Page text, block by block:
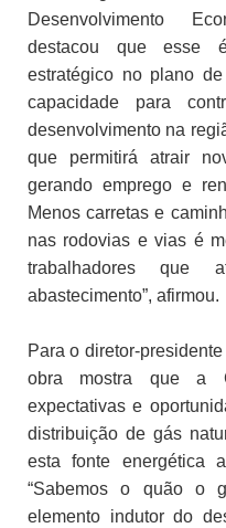
Desenvolvimento
destacou que esse
estratégico no plano
capacidade para
desenvolvimento na
que permitirá atrair
gerando emprego e
Menos carretas e
nas rodovias e vias é
trabalhadores que
abastecimento”, afirmou.
Para o diretor-
obra mostra que a
expectativas e
distribuição de gás
esta fonte energética
“Sabemos o quão o
elemento indutor do